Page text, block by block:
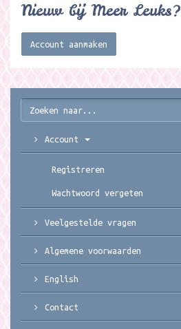
Nieuw bij Meer Leuks?
Account aanmaken
Account
Registreren
Wachtwoord vergeten
Veelgestelde vragen
Algemene voorwaarden
English
Contact